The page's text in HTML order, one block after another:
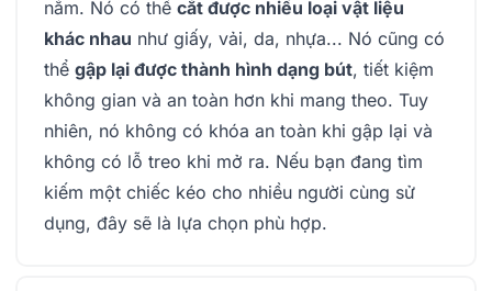
nắm. Nó có thể cắt được nhiều loại vật liệu
khác nhau như giấy, vải, da, nhựa... Nó cũng có
thể gập lại được thành hình dạng bút, tiết kiệm
không gian và an toàn hơn khi mang theo. Tuy
nhiên, nó không có khóa an toàn khi gập lại và
không có lỗ treo khi mở ra. Nếu bạn đang tìm
kiếm một chiếc kéo cho nhiều người cùng sử
dụng, đây sẽ là lựa chọn phù hợp.